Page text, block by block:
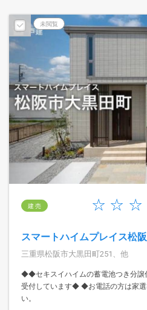
未閲覧
建 売
スマートハイムプレイス松
三重県松阪市大黒田町251、他
◆◆セキスイハイムの蓄電池つき分
受付しています◆ ◆お電話の方は家選
い。